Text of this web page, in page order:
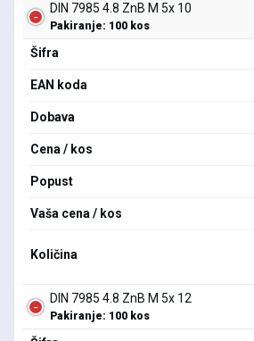
DIN 7985 4.8 ZnB M 5x 10
Pakiranje: 100 kos
Šifra
EAN koda
Dobava
Cena / kos
Popust
Vaša cena / kos
Količina
DIN 7985 4.8 ZnB M 5x 12
Pakiranje: 100 kos